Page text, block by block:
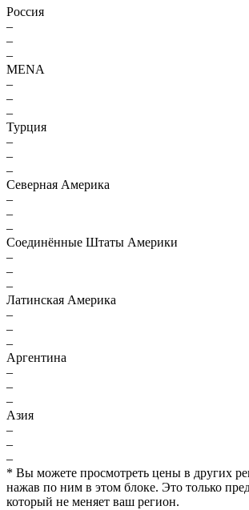
Россия
–
–
–
MENA
–
–
–
Турция
–
–
–
Северная Америка
–
–
–
Соединённые Штаты Америки
–
–
–
Латинская Америка
–
–
–
Аргентина
–
–
–
Азия
–
–
–
* Вы можете просмотреть цены в других
нажав по ним в этом блоке. Это только
который не меняет ваш регион.